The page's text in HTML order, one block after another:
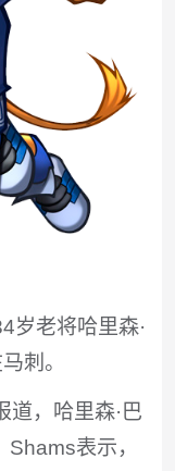
岁老将哈里森·
刺。
，哈里森·巴
表示，